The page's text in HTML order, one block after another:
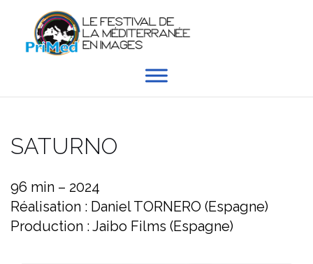
contenu
SATURNO
96 min – 2024
Réalisation : Daniel TORNERO (Espagne)
Production : Jaibo Films (Espagne)